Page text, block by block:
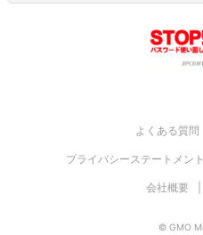
よくある質問
プライバシーステートメント
会社概要
© GMO